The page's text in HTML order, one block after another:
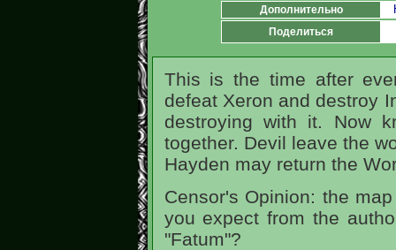
Дополнительно
Поделиться
This is the time after
defeat Xeron and destroy
destroying with it. Now
together. Devil leave the
Hayden may return the
Censor's Opinion: the
you expect from the
"Fatum"?